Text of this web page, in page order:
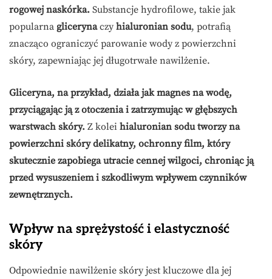
rogowej naskórka. Substancje hydrofilowe, takie jak
popularna glicerynaczy hialuronian sodu, potrafią
znacząco ograniczyć parowanie wody z powierzchni
skóry, zapewniając jej długotrwałe nawilżenie.
Gliceryna, na przykład, działa jak magnes na wodę,
przyciągając ją z otoczenia i zatrzymując w głębszych
warstwach skóry. Z kolei hialuronian sodu tworzy na
powierzchni skóry delikatny, ochronny film, który
skutecznie zapobiega utracie cennej wilgoci, chroniąc ją
przed wysuszeniem i szkodliwym wpływem czynników
zewnętrznych.
Wpływ na sprężystość i elastyczność
skóry
Odpowiednie nawilżenie skóry jest kluczowe dla jej